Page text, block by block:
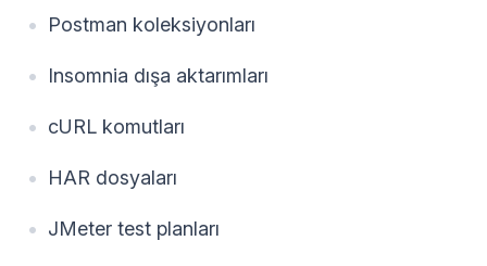
Postman koleksiyonları
Insomnia dışa aktarımları
cURL komutları
HAR dosyaları
JMeter test planları